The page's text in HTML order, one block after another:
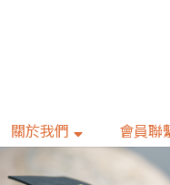
關於我們
會員聯